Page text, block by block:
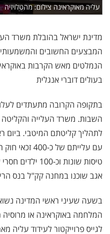
עליה מאוקראינה צילום: מהטלויזיה
מדינת ישראל בהובלת משרד
המבצעים החשובים
הנמלטים מאש הקרבות
בעולים דוברי אנגלית
בתקופה הקרובה מתעתדים
השבות. משרד העלייה והקליטה
לתהליך קליטתם המיטבי. ביום
טיסות שונות
אגב שוכנו במחנה קק"ל בנס
בשעה שעיני ראשי המדינה
המלחמה באוקראינה או
לגייס פרוייקטור לעידוד עליה